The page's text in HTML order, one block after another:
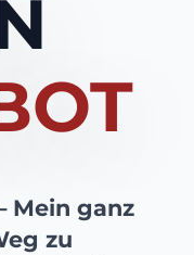
Mein ganz
zu